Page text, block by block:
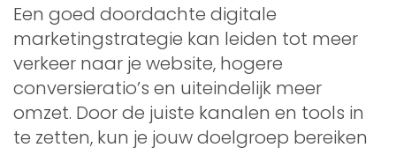
Een goed doordachte digitale
marketingstrategie kan leiden tot meer
verkeer naar je website, hogere
conversieratio’s en uiteindelijk meer
omzet. Door de juiste kanalen en tools in
te zetten, kun je jouw doelgroep bereiken